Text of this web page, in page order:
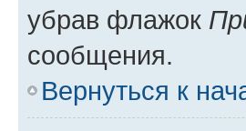
убрав флажок
сообщения.
Вернуться к